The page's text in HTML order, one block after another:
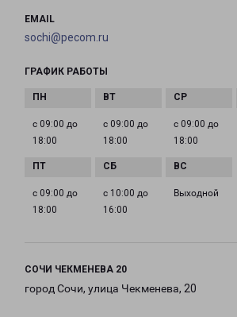
EMAIL
sochi@pecom.ru
ГРАФИК РАБОТЫ
с 09:00 до
18:00
с 09:00 до
18:00
с 09:00 до
18:00
с 09:00 до
18:00
с 10:00 до
16:00
Выходной
СОЧИ ЧЕКМЕНЕВА 20
город Сочи, улица Чекменева, 20